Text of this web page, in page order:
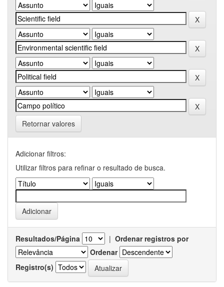
Retornar valores
Adicionar filtros:
Utilizar filtros para refinar o resultado de busca.
Resultados/Página | Ordenar registros por
Ordenar
Registro(s)